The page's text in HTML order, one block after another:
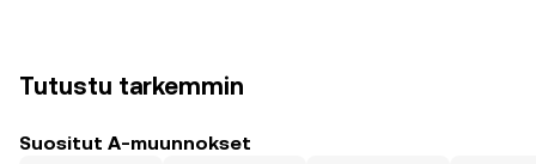
Tutustu tarkemmin
Suositut A-muunnokset